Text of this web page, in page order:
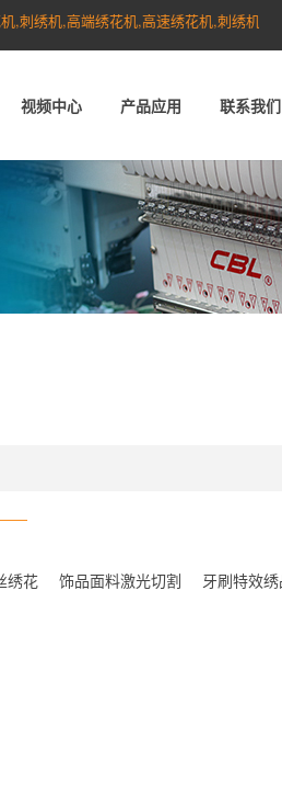
,高端绣花机,高速绣花机,刺绣机,单头机,
视频中心 产品应用 联系我们
绣花 饰品面料激光切割 牙刷特效绣